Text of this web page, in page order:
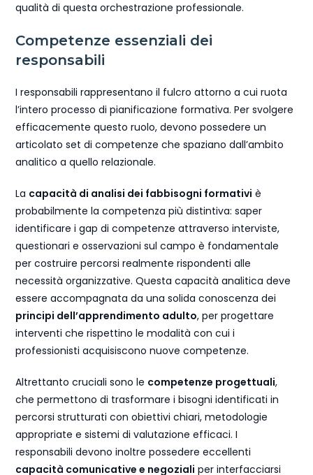
qualità di questa orchestrazione professionale.
Competenze essenziali dei
responsabili
I responsabili rappresentano il fulcro attorno a cui ruota
l’intero processo di pianificazione formativa. Per svolgere
efficacemente questo ruolo, devono possedere un
articolato set di competenze che spaziano dall’ambito
analitico a quello relazionale.
La capacità di analisi dei fabbisogni formativi è
probabilmente la competenza più distintiva: saper
identificare i gap di competenze attraverso interviste,
questionari e osservazioni sul campo è fondamentale
per costruire percorsi realmente rispondenti alle
necessità organizzative. Questa capacità analitica deve
essere accompagnata da una solida conoscenza dei
principi dell’apprendimento adulto, per progettare
interventi che rispettino le modalità con cui i
professionisti acquisiscono nuove competenze.
Altrettanto cruciali sono le competenze progettuali,
che permettono di trasformare i bisogni identificati in
percorsi strutturati con obiettivi chiari, metodologie
appropriate e sistemi di valutazione efficaci. I
responsabili devono inoltre possedere eccellenti
capacità comunicative e negoziali per interfacciarsi